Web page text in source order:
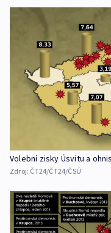
Volební zisky Úsvitu a
Zdroj: ČT24/ČT24/ČSÚ